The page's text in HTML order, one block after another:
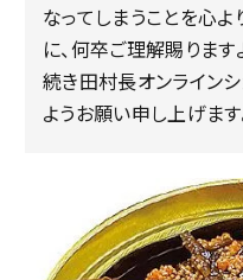
なってしまうことを心
に、何卒ご理解賜りま
続き田村長オンライン
ようお願い申し上げます